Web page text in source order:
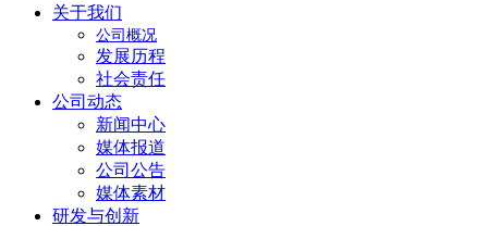
关于我们
公司概况
发展历程
社会责任
公司动态
新闻中心
媒体报道
公司公告
媒体素材
研发与创新